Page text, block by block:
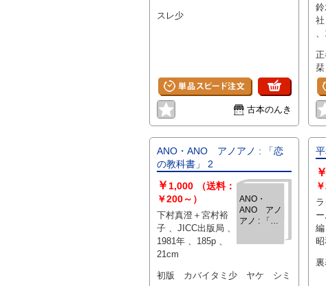
スレ少
古本のんき
鈴
社 、昭和58、59年
ANO・ANO アノアノ : 「恋
の教科書」 2
ANO・
ANO アノ
アノ : 「恋
2
￥ 1,000
（送料：
￥200～）
下村真澄＋宮村裕
子 、JICC出版局 、
1981年 、185p 、
21cm
初版 カバイタミ少 ヤケ シミ
￥
編 、東西文明社 、
昭和